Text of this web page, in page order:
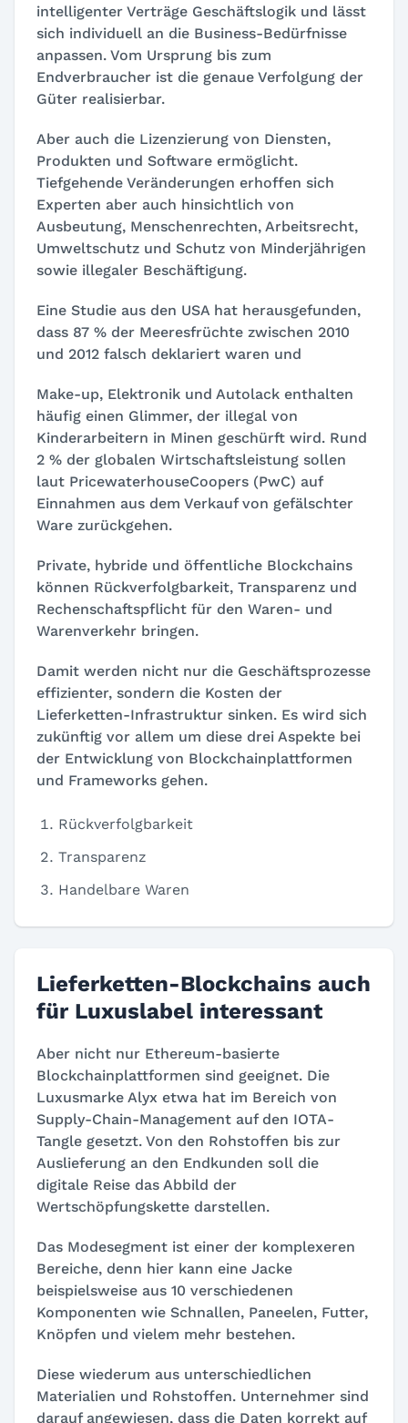
intelligenter Verträge Geschäftslogik und lässt
sich individuell an die Business-Bedürfnisse
anpassen. Vom Ursprung bis zum
Endverbraucher ist die genaue Verfolgung der
Güter realisierbar.
Aber auch die Lizenzierung von Diensten,
Produkten und Software ermöglicht.
Tiefgehende Veränderungen erhoffen sich
Experten aber auch hinsichtlich von
Ausbeutung, Menschenrechten, Arbeitsrecht,
Umweltschutz und Schutz von Minderjährigen
sowie illegaler Beschäftigung.
Eine Studie aus den USA hat herausgefunden,
dass 87 % der Meeresfrüchte zwischen 2010
und 2012 falsch deklariert waren und
Make-up, Elektronik und Autolack enthalten
häufig einen Glimmer, der illegal von
Kinderarbeitern in Minen geschürft wird. Rund
2 % der globalen Wirtschaftsleistung sollen
laut PricewaterhouseCoopers (PwC) auf
Einnahmen aus dem Verkauf von gefälschter
Ware zurückgehen.
Private, hybride und öffentliche Blockchains
können Rückverfolgbarkeit, Transparenz und
Rechenschaftspflicht für den Waren- und
Warenverkehr bringen.
Damit werden nicht nur die Geschäftsprozesse
effizienter, sondern die Kosten der
Lieferketten-Infrastruktur sinken. Es wird sich
zukünftig vor allem um diese drei Aspekte bei
der Entwicklung von Blockchainplattformen
und Frameworks gehen.
Rückverfolgbarkeit
Transparenz
Handelbare Waren
Lieferketten-Blockchains auch
für Luxuslabel interessant
Aber nicht nur Ethereum-basierte
Blockchainplattformen sind geeignet. Die
Luxusmarke Alyx etwa hat im Bereich von
Supply-Chain-Management auf den IOTA-
Tangle gesetzt. Von den Rohstoffen bis zur
Auslieferung an den Endkunden soll die
digitale Reise das Abbild der
Wertschöpfungskette darstellen.
Das Modesegment ist einer der komplexeren
Bereiche, denn hier kann eine Jacke
beispielsweise aus 10 verschiedenen
Komponenten wie Schnallen, Paneelen, Futter,
Knöpfen und vielem mehr bestehen.
Diese wiederum aus unterschiedlichen
Materialien und Rohstoffen. Unternehmer sind
darauf angewiesen, dass die Daten korrekt auf